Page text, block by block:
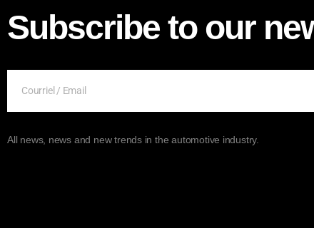
Subscribe to our
All news, news and new trends in the automotive industry.